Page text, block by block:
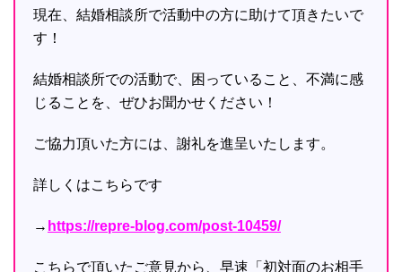
現在、結婚相談所で活動中の方に助けて頂きたいで
す！
結婚相談所での活動で、困っていること、不満に感
じることを、ぜひお聞かせください！
ご協力頂いた方には、謝礼を進呈いたします。
詳しくはこちらです
→ https://repre-blog.com/post-10459/
こちらで頂いたご意見から、早速「初対面のお相手